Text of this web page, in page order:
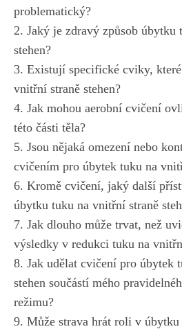
‍problematický?
2. Jaký je zdravý způsob úbytku‌
stehen?
3. Existují⁣ specifické cviky,
vnitřní ‍straně stehen?
4.‌ Jak mohou aerobní cvičení
této ​části těla?
5. Jsou nějaká ⁣omezení nebo
cvičením pro úbytek‌ tuku na
6. Kromě cvičení, jaký ⁤další
úbytku tuku na⁢ vnitřní ⁤straně
7. Jak dlouho může ‍trvat, než
⁢výsledky v redukci tuku na
8. ‌Jak ⁣udělat cvičení‌ pro úbytek
stehen součástí ‌mého
režimu?
9. Může strava⁤ hrát roli v